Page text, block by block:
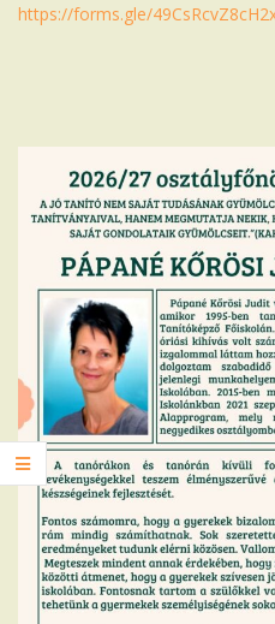
https://forms.gle/